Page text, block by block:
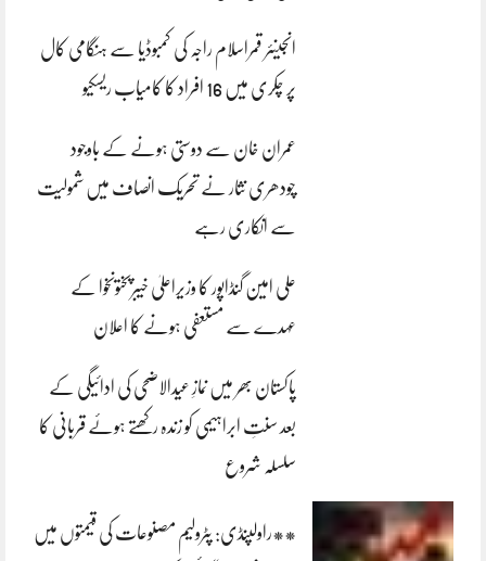
انجینئر قمراسلام راجہ کی کمبوڈیا سے ہنگامی کال
پر چکری میں 16 افراد کا کامیاب ریسکیو
عمران خان سے دوستی ہونے کے باوجود
چودھری نثار نے تحریک انصاف میں شمولیت
سے انکاری رہے
علی امین گنڈاپور کا وزیراعلیٰ خیبرپختونخوا کے
عہدے سے مستعفی ہونے کا اعلان
پاکستان بھر میں نمازِ عیدالاضحی کی ادائیگی کے
بعد سنتِ ابراہیمی کو زندہ رکھتے ہوئے قربانی کا
سلسلہ شروع
**راولپنڈی: پٹرولیم مصنوعات کی قیمتوں میں